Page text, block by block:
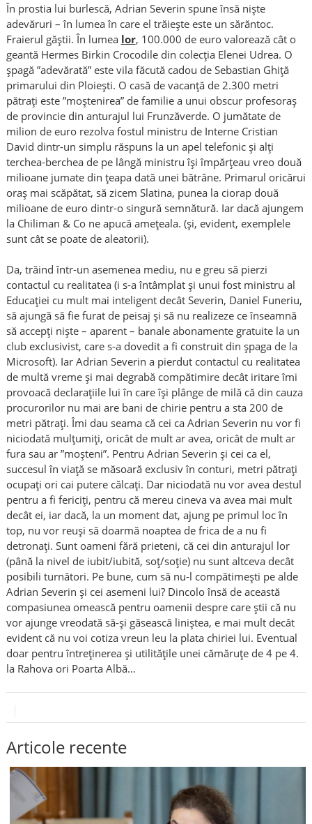
În prostia lui burlescă, Adrian Severin spune însă niște
adevăruri – în lumea în care el trăiește este un sărăntoc.
Fraierul găștii. În lumea lor, 100.000 de euro valorează cât o
geantă Hermes Birkin Crocodile din colecția Elenei Udrea. O
șpagă ”adevărată” este vila făcută cadou de Sebastian Ghiță
primarului din Ploiești. O casă de vacanță de 2.300 metri
pătrați este ”moștenirea” de familie a unui obscur profesoraș
de provincie din anturajul lui Frunzăverde. O jumătate de
milion de euro rezolva fostul ministru de Interne Cristian
David dintr-un simplu răspuns la un apel telefonic și alți
terchea-berchea de pe lângă ministru își împărțeau vreo două
milioane jumate din țeapa dată unei bătrâne. Primarul oricărui
oraș mai scăpătat, să zicem Slatina, punea la ciorap două
milioane de euro dintr-o singură semnătură. Iar dacă ajungem
la Chiliman & Co ne apucă amețeala. (și, evident, exemplele
sunt cât se poate de aleatorii).
Da, trăind într-un asemenea mediu, nu e greu să pierzi
contactul cu realitatea (i s-a întâmplat și unui fost ministru al
Educației cu mult mai inteligent decât Severin, Daniel Funeriu,
să ajungă să fie furat de peisaj și să nu realizeze ce înseamnă
să accepți niște – aparent – banale abonamente gratuite la un
club exclusivist, care s-a dovedit a fi construit din șpaga de la
Microsoft). Iar Adrian Severin a pierdut contactul cu realitatea
de multă vreme și mai degrabă compătimire decât iritare îmi
provoacă declarațiile lui în care își plânge de milă că din cauza
procurorilor nu mai are bani de chirie pentru a sta 200 de
metri pătrați. Îmi dau seama că cei ca Adrian Severin nu vor fi
niciodată mulțumiți, oricât de mult ar avea, oricât de mult ar
fura sau ar ”moșteni”. Pentru Adrian Severin și cei ca el,
succesul în viață se măsoară exclusiv în conturi, metri pătrați
ocupați ori cai putere călcați. Dar niciodată nu vor avea destul
pentru a fi fericiți, pentru că mereu cineva va avea mai mult
decât ei, iar dacă, la un moment dat, ajung pe primul loc în
top, nu vor reuși să doarmă noaptea de frica de a nu fi
detronați. Sunt oameni fără prieteni, că cei din anturajul lor
(până la nivel de iubit/iubită, soț/soție) nu sunt altceva decât
posibili turnători. Pe bune, cum să nu-l compătimești pe alde
Adrian Severin și cei asemeni lui? Dincolo însă de această
compasiunea omească pentru oamenii despre care știi că nu
vor ajunge vreodată să-și găsească liniștea, e mai mult decât
evident că nu voi cotiza vreun leu la plata chiriei lui. Eventual
doar pentru întreținerea și utilitățile unei cămăruțe de 4 pe 4.
la Rahova ori Poarta Albă…
Articole recente